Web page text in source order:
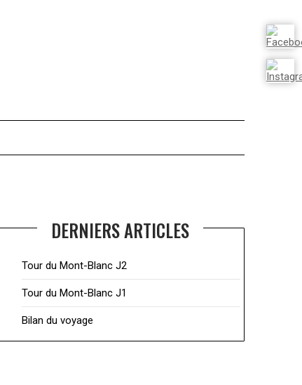
DERNIERS ARTICLES
Tour du Mont-Blanc J2
Tour du Mont-Blanc J1
Bilan du voyage